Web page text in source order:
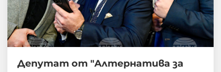
Депутат от "Алтернатива за